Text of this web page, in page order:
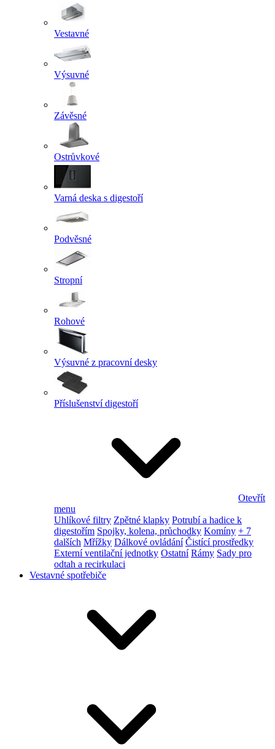
Vestavné
Výsuvné
Závěsné
Ostrůvkové
Varná deska s digestoří
Podvěsné
Stropní
Rohové
Výsuvné z pracovní desky
Příslušenství digestoří
Otevřít
menu
Uhlíkové filtry Zpětné klapky Potrubí a hadice k
digestořím Spojky, kolena, průchodky Komíny + 7
dalších Mřížky Dálkové ovládání Čistící prostředky
Externí ventilační jednotky Ostatní Rámy Sady pro
odtah a recirkulaci
Vestavné spotřebiče